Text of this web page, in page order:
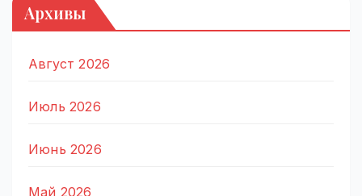
Архивы
Август 2026
Июль 2026
Июнь 2026
Май 2026